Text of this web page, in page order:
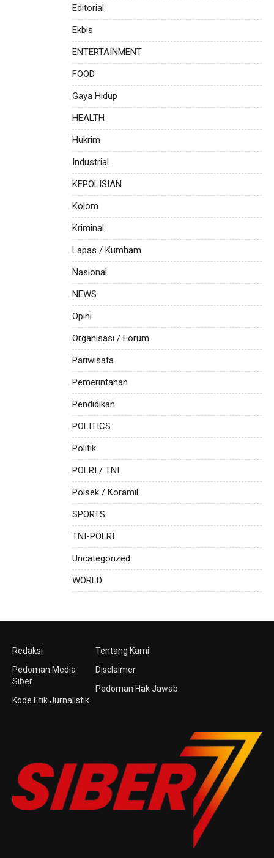
Editorial
Ekbis
ENTERTAINMENT
FOOD
Gaya Hidup
HEALTH
Hukrim
Industrial
KEPOLISIAN
Kolom
Kriminal
Lapas / Kumham
Nasional
NEWS
Opini
Organisasi / Forum
Pariwisata
Pemerintahan
Pendidikan
POLITICS
Politik
POLRI / TNI
Polsek / Koramil
SPORTS
TNI-POLRI
Uncategorized
WORLD
Redaksi
Pedoman Media
Siber
Kode Etik Jurnalistik
Tentang Kami
Disclaimer
Pedoman Hak Jawab